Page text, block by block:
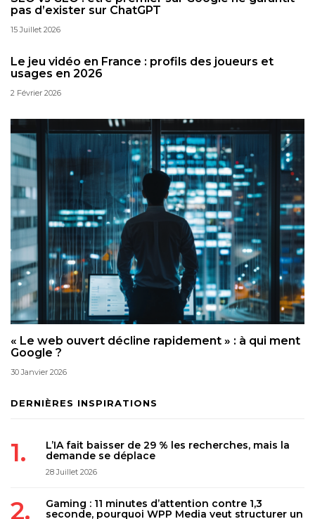
pas d’exister sur ChatGPT
15 Juillet 2026
Le jeu vidéo en France : profils des joueurs et
usages en 2026
2 Février 2026
« Le web ouvert décline rapidement » : à qui ment
Google ?
30 Janvier 2026
DERNIÈRES INSPIRATIONS
L’IA fait baisser de 29 % les recherches, mais la
demande se déplace
28 Juillet 2026
Gaming : 11 minutes d’attention contre 1,3
seconde, pourquoi WPP Media veut structurer un